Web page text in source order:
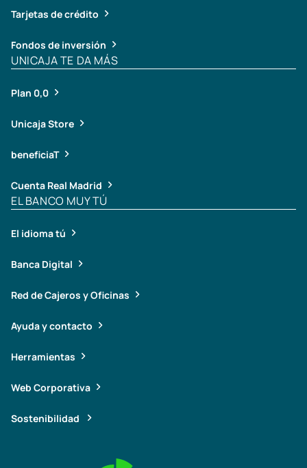
Tarjetas de crédito
Fondos de inversión
UNICAJA TE DA MÁS
Plan 0,0
Unicaja Store
beneficiaT
Cuenta Real Madrid
EL BANCO MUY TÚ
El idioma tú
Banca Digital
Red de Cajeros y Oficinas
Ayuda y contacto
Herramientas
Web Corporativa
Sostenibilidad